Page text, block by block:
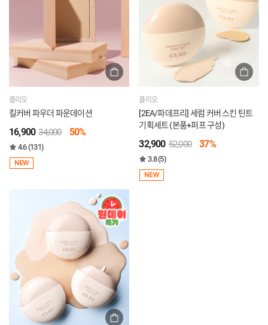
클리오
킬커버 파우더 파운데이션
16,900 34,000 50%
4.6 (131)
NEW
클리오
[2EA/파데프리] 세럼 커버 스킨 틴트
기획세트 (본품+퍼프 구성)
32,900 52,000 37%
3.8 (5)
NEW